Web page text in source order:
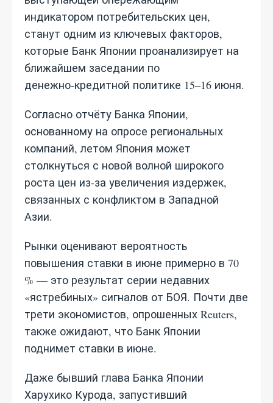
индикатором потребительских цен,
станут одним из ключевых факторов,
которые Банк Японии проанализирует на
ближайшем заседании по
денежно‑кредитной политике 15–16 июня.
Согласно отчёту Банка Японии,
основанному на опросе региональных
компаний, летом Япония может
столкнуться с новой волной широкого
роста цен из‑за увеличения издержек,
связанных с конфликтом в Западной
Азии.
Рынки оценивают вероятность
повышения ставки в июне примерно в 70
% — это результат серии недавних
«ястребиных» сигналов от БОЯ. Почти две
трети экономистов, опрошенных Reuters,
также ожидают, что Банк Японии
поднимет ставки в июне.
Даже бывший глава Банка Японии
Харухико Курода, запустивший